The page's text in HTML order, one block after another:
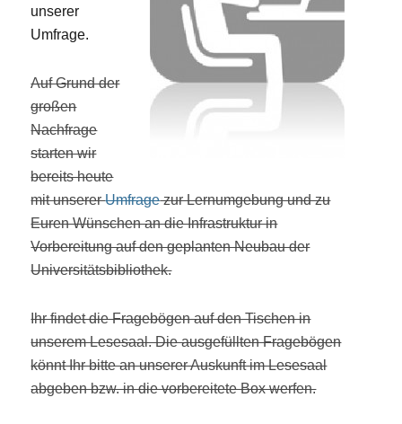
unserer
Umfrage.
Auf Grund der
großen
Nachfrage
starten wir
bereits heute
mit unsererUmfragezur Lernumgebung und zu
Euren Wünschen an die Infrastruktur in
Vorbereitung auf den geplanten Neubau der
Universitätsbibliothek.
Ihr findet die Fragebögen auf den Tischen in
unserem Lesesaal. Die ausgefüllten Fragebögen
könnt Ihr bitte an unserer Auskunft im Lesesaal
abgeben bzw. in die vorbereitete Box werfen.